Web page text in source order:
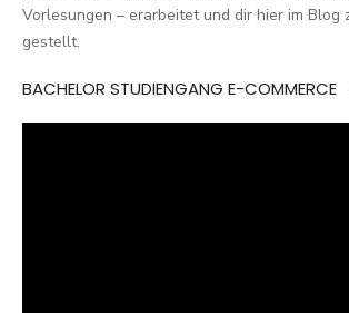
Vorlesungen – erarbeitet und dir hier im Blog
gestellt.
BACHELOR STUDIENGANG E-COMMERCE